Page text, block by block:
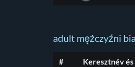
adult mężczyźni
# Keresztnév